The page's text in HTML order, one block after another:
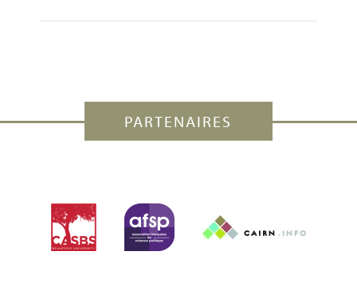
PARTENAIRES